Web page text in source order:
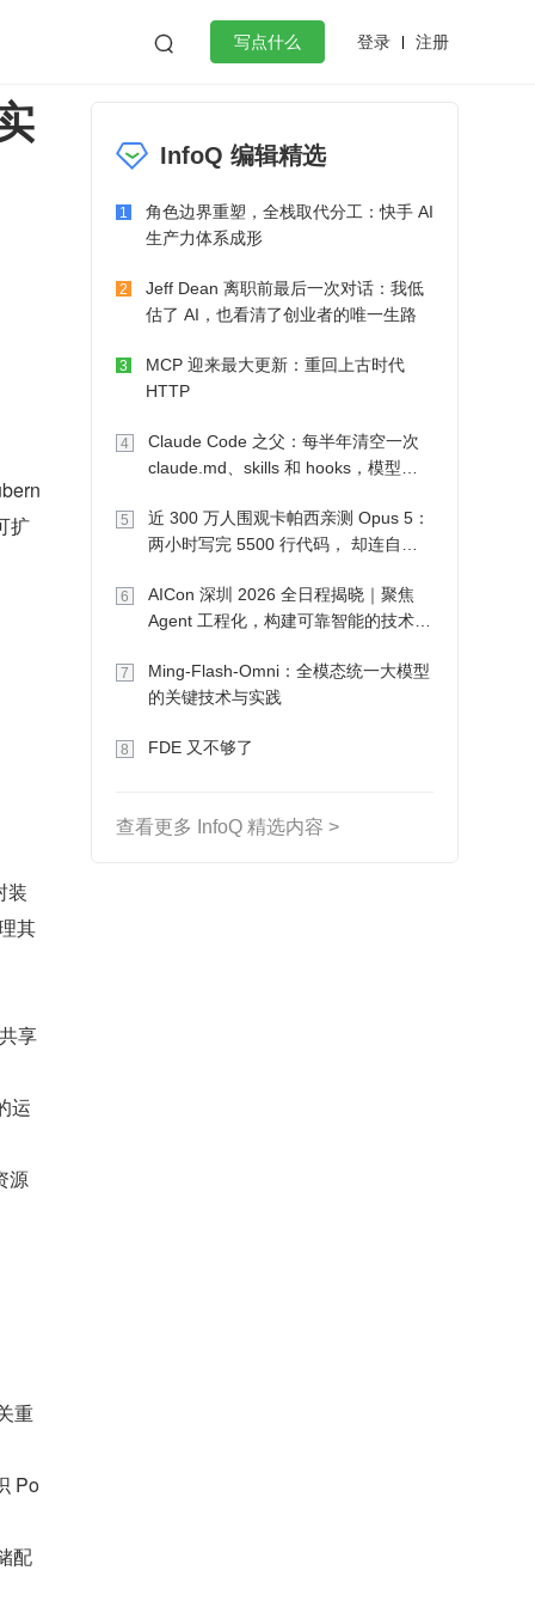
 写点什么 登录 注册
作
微服务架构 flutter
扩
装
其
享
运
源
重
Po
配
InfoQ 编辑精选
1
角色边界重塑，全栈取代分工：快手 AI
生产力体系成形
2
Jeff Dean 离职前最后一次对话：我低
估了 AI，也看清了创业者的唯一生路
3
MCP 迎来最大更新：重回上古时代
HTTP
4
Claude Code 之父：每半年清空一次
claude.md、skills 和 hooks，模型自
5
近 300 万人围观卡帕西亲测 Opus 5：
两小时写完 5500 行代码， 却连自己
6
AICon 深圳 2026 全日程揭晓｜聚焦
Agent 工程化，构建可靠智能的技术路
7
Ming-Flash-Omni：全模态统一大模型
的关键技术与实践
8 FDE 又不够了
查看更多 InfoQ 精选内容 >